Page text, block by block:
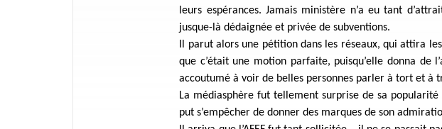
leurs espérances. Jamais ministère n’a eu tant
jusque-là dédaignée et privée de subventions.
Il parut alors une pétition dans les réseaux, qui attira
que c’était une motion parfaite, puisqu’elle donna de
accoutumé à voir de belles personnes parler à tort et à
La médiasphère fut tellement surprise de sa popularité
put s’empêcher de donner des marques de son